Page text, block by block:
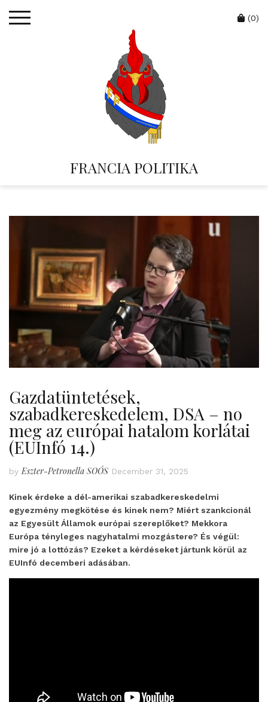
FRANCIA POLITIKA
Cart
(0)
Gazdatüntetések,
szabadkereskedelem, DSA – no
meg az európai hatalom korlátai
(EUInfó 14.)
by Eszter-Petronella SOÓS December 31, 2025
Kinek érdeke a dél-amerikai szabadkereskedelmi
egyezmény megkötése és kinek nem? Miért szankcionál
az Egyesült Államok európai szereplőket? Mekkora
Európa tényleges nagyhatalmi mozgástere? És végül:
mire jó a lottózás? Ezeket a kérdéseket jártunk körül az
EUInfó decemberi adásában.